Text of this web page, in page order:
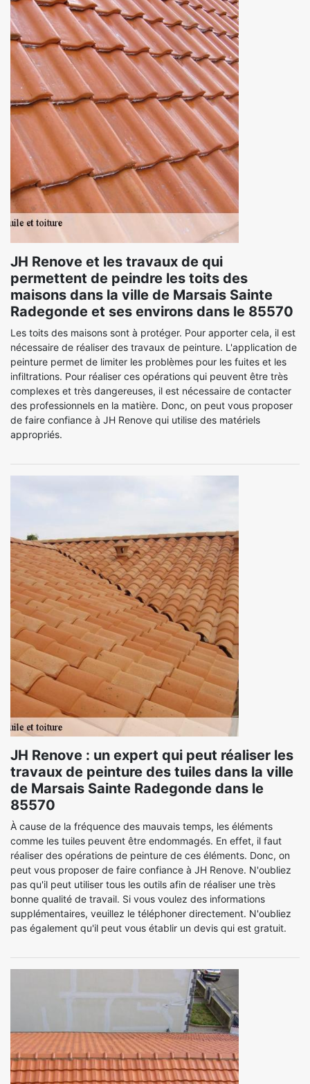
JH Renove et les travaux de qui
permettent de peindre les toits des
maisons dans la ville de Marsais Sainte
Radegonde et ses environs dans le 85570
Les toits des maisons sont à protéger. Pour apporter cela, il est
nécessaire de réaliser des travaux de peinture. L'application de
peinture permet de limiter les problèmes pour les fuites et les
infiltrations. Pour réaliser ces opérations qui peuvent être très
complexes et très dangereuses, il est nécessaire de contacter
des professionnels en la matière. Donc, on peut vous proposer
de faire confiance à JH Renove qui utilise des matériels
appropriés.
JH Renove : un expert qui peut réaliser les
travaux de peinture des tuiles dans la ville
de Marsais Sainte Radegonde dans le
85570
À cause de la fréquence des mauvais temps, les éléments
comme les tuiles peuvent être endommagés. En effet, il faut
réaliser des opérations de peinture de ces éléments. Donc, on
peut vous proposer de faire confiance à JH Renove. N'oubliez
pas qu'il peut utiliser tous les outils afin de réaliser une très
bonne qualité de travail. Si vous voulez des informations
supplémentaires, veuillez le téléphoner directement. N'oubliez
pas également qu'il peut vous établir un devis qui est gratuit.